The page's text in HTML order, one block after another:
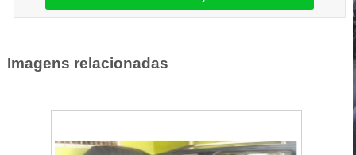
Imagens relacionadas